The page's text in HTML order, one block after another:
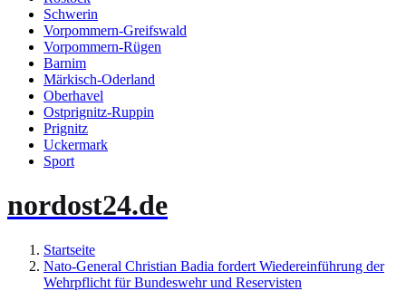
Schwerin
Vorpommern-Greifswald
Vorpommern-Rügen
Barnim
Märkisch-Oderland
Oberhavel
Ostprignitz-Ruppin
Prignitz
Uckermark
Sport
nordost24.de
Startseite
Nato-General Christian Badia fordert Wiedereinführung der
Wehrpflicht für Bundeswehr und Reservisten